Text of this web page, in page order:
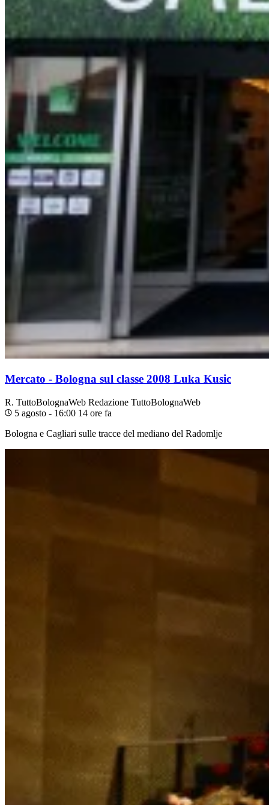
Mercato - Bologna sul classe 2008 Luka Kusic
R. TuttoBolognaWeb Redazione TuttoBolognaWeb
5 agosto - 16:00 14 ore fa
Bologna e Cagliari sulle tracce del mediano del Radomlje